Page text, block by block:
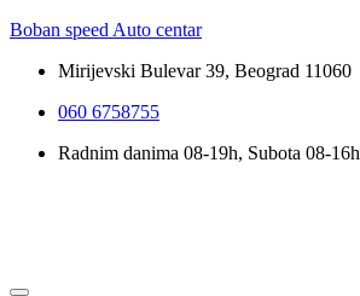
Boban speed Auto centar
Mirijevski Bulevar 39, Beograd 11060
060 6758755
Radnim danima 08-19h, Subota 08-16h